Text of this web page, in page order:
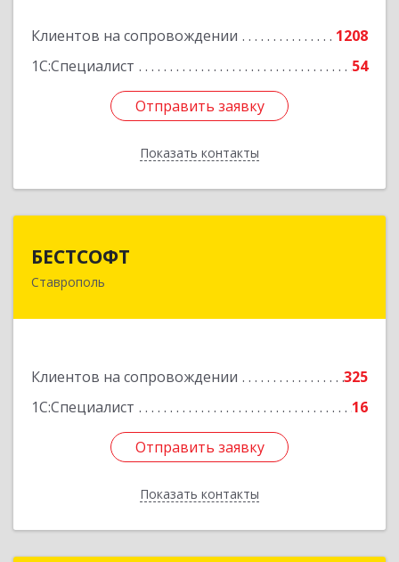
Клиентов на сопровождении
1208
1С:Специалист
54
Отправить заявку
Показать контакты
Отправить заявку
Назад
БЕСТСОФТ
Ставрополь
Клиентов на сопровождении
325
1С:Специалист
16
Отправить заявку
Показать контакты
355011, Ставропольский край, Ставрополь г,
Отправить заявку
Назад